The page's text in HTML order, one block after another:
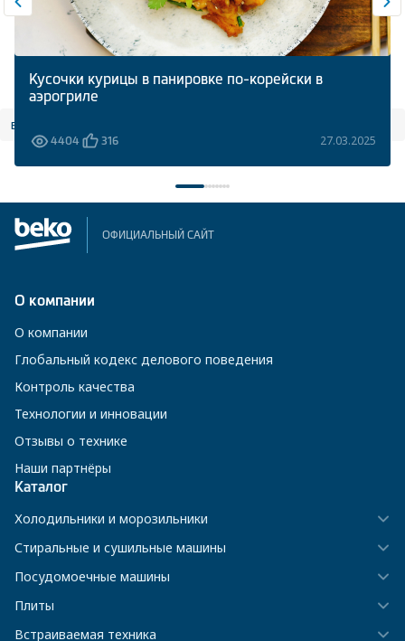
все статьи
Кусочки курицы в панировке по-корейски в
аэрогриле
4404 316 27.03.2025
ОФИЦИАЛЬНЫЙ САЙТ
О компании
О компании
Глобальный кодекс делового поведения
Контроль качества
Технологии и инновации
Отзывы о технике
Наши партнёры
Каталог
Холодильники и морозильники
Стиральные и сушильные машины
Посудомоечные машины
Плиты
Встраиваемая техника